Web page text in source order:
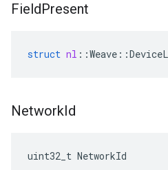
FieldPresent
struct nl ::Weave ::
NetworkId
uint32_t NetworkId